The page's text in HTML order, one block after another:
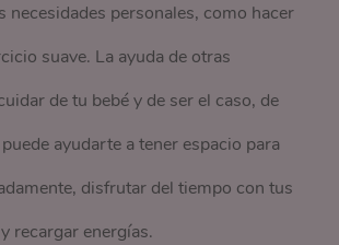
necesidades personales, como hacer
suave. La ayuda de otras
de tu bebé y de ser el caso, de
ayudarte a tener espacio para
disfrutar del tiempo con tus
recargar energías.